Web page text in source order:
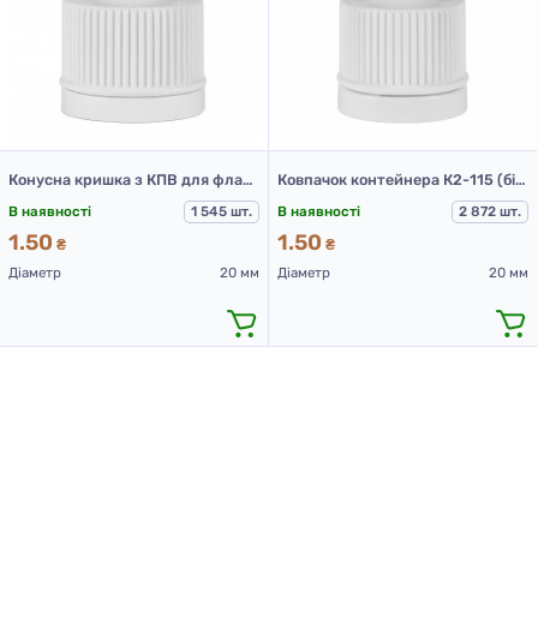
Конусна кришка з КПВ для флаконів ФПН-10-3, ФПН-15, ФПН-30-1, ФПН-50-1, ФПН-100-1, Біла
В наявності 1 545 шт.
1.50 ₴
Діаметр
20 мм
Ковпачок контейнера К2-115 (білий)
В наявності 2 872 шт.
1.50 ₴
Діаметр
20 мм